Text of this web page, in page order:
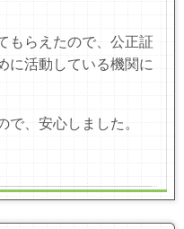
もらえたので、公正証
に活動している機関に
で、安心しました。